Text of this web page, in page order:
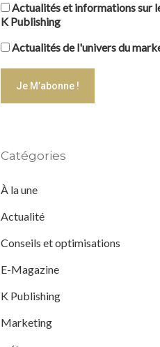
Actualités et informations sur
K Publishing
Actualités de l'univers du
Catégories
À la une
Actualité
Conseils et optimisations
E-Magazine
K Publishing
Marketing